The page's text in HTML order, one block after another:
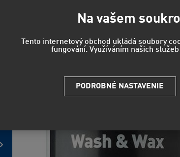
Na vašem
Tento internetový obchod ukládá soubory
fungování. Využíváním našich
PODROBNÉ NASTAVENIE